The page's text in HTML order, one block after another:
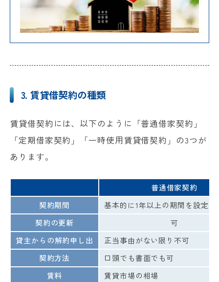
3. 賃貸借契約の種類
賃貸借契約には、以下のように「普通借家契約」
「定期借家契約」「一時使用賃貸借契約」の3つが
あります。
普通借家契約
契約期間
基本的に1年以上の期間を設定
契約の更新
可
貸主からの解約申し出
正当事由がない限り不可
契約方法
口頭でも書面でも可
賃料
賃貸市場の相場